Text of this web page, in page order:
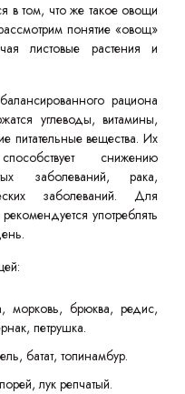
в том, что же такое овощи
понятие «овощ»
листовые растения и
рациона
углеводы, витамины,
питательные вещества. Их
снижению
заболеваний, рака,
заболеваний. Для
употреблять
морковь, брюква, редис,
петрушка.
батат, топинамбур.
лук репчатый.